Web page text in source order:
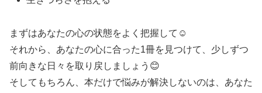
まずはあなたの心の状態をよく把握して☺️
それから、あなたの心に合った1冊を見つけて、少しずつ
前向きな日々を取り戻しましょう😊
そしてもちろん、本だけで悩みが解決しないのは、あなた